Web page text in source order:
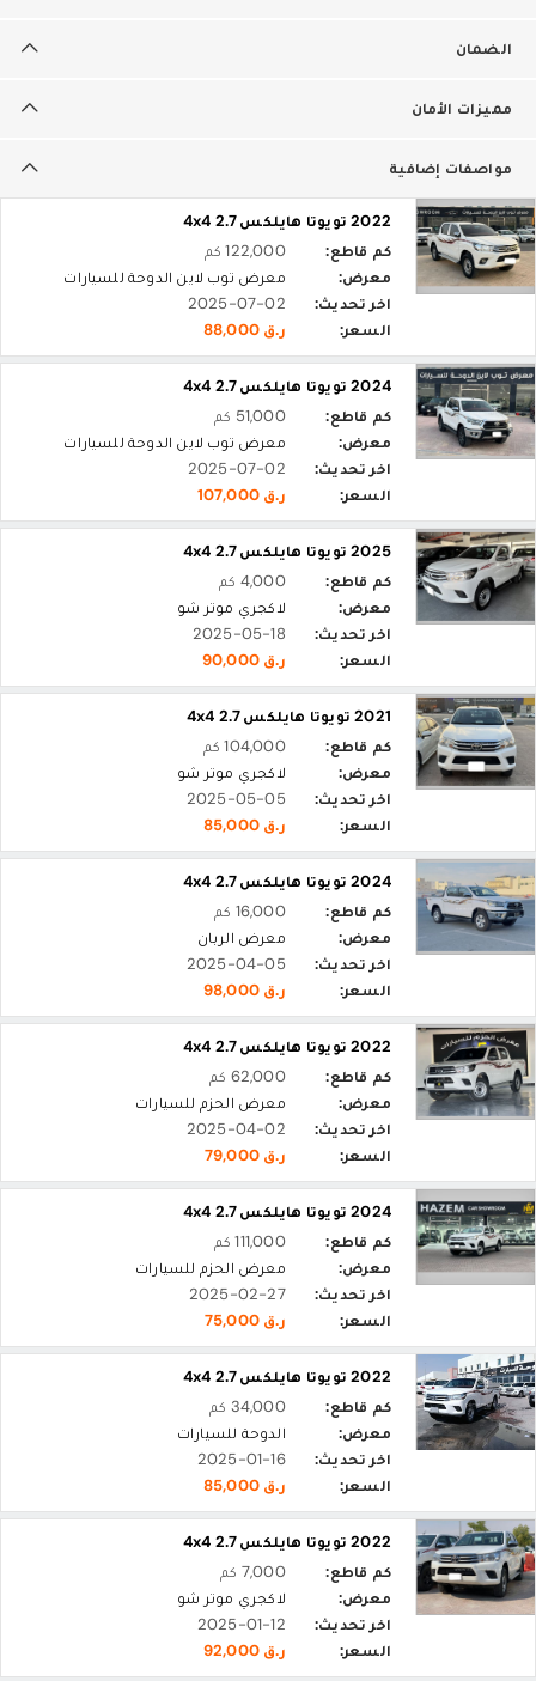
الضمان
مميزات الأمان
مواصفات إضافية
2022 تويوتا هايلكس 2.7 4x4
كم قاطع:
122,000 كم
معرض:
معرض توب لاين الدوحة للسيارات
اخر تحديث:
2025-07-02
السعر:
ر.ق 88,000
2024 تويوتا هايلكس 2.7 4x4
كم قاطع:
51,000 كم
معرض:
معرض توب لاين الدوحة للسيارات
اخر تحديث:
2025-07-02
السعر:
ر.ق 107,000
2025 تويوتا هايلكس 2.7 4x4
كم قاطع:
4,000 كم
معرض:
لاكجري موتر شو
اخر تحديث:
2025-05-18
السعر:
ر.ق 90,000
2021 تويوتا هايلكس 2.7 4x4
كم قاطع:
104,000 كم
معرض:
لاكجري موتر شو
اخر تحديث:
2025-05-05
السعر:
ر.ق 85,000
2024 تويوتا هايلكس 2.7 4x4
كم قاطع:
16,000 كم
معرض:
معرض الربان
اخر تحديث:
2025-04-05
السعر:
ر.ق 98,000
2022 تويوتا هايلكس 2.7 4x4
كم قاطع:
62,000 كم
معرض:
معرض الحزم للسيارات
اخر تحديث:
2025-04-02
السعر:
ر.ق 79,000
2024 تويوتا هايلكس 2.7 4x4
كم قاطع:
111,000 كم
معرض:
معرض الحزم للسيارات
اخر تحديث:
2025-02-27
السعر:
ر.ق 75,000
2022 تويوتا هايلكس 2.7 4x4
كم قاطع:
34,000 كم
معرض:
الدوحة للسيارات
اخر تحديث:
2025-01-16
السعر:
ر.ق 85,000
2022 تويوتا هايلكس 2.7 4x4
كم قاطع:
7,000 كم
معرض:
لاكجري موتر شو
اخر تحديث:
2025-01-12
السعر:
ر.ق 92,000